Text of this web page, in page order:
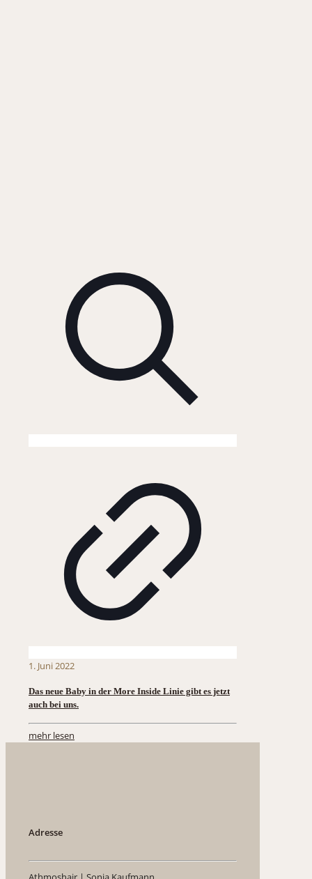
1. Juni 2022
Das neue Baby in der More Inside Linie gibt es jetzt
auch bei uns.
mehr lesen
Adresse